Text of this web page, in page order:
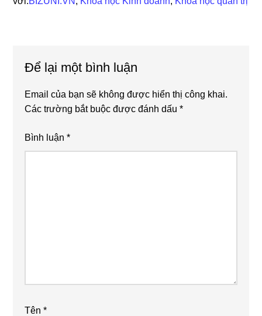
Interactions
Để lại một bình luận
Email của bạn sẽ không được hiển thị công khai.
Các trường bắt buộc được đánh dấu*
Bình luận*
Tên*